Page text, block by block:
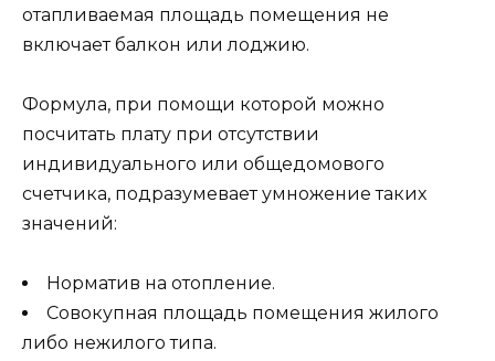
отапливаемая площадь помещения не
включает балкон или лоджию.
Формула, при помощи которой можно
посчитать плату при отсутствии
индивидуального или общедомового
счетчика, подразумевает умножение таких
значений:
Норматив на отопление.
Совокупная площадь помещения жилого
либо нежилого типа.